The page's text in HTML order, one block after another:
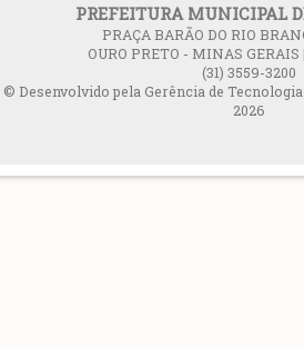
PREFEITURA MUNICIPAL
PRAÇA BARÃO DO RIO
OURO PRETO - MINAS GERAIS
(31) 3559-3200
© Desenvolvido pela Gerência de
2026